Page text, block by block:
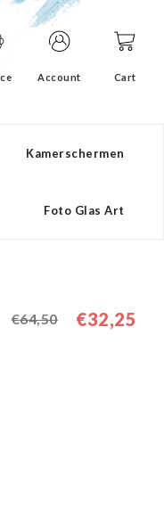
Account Cart
Kamerschermen
Foto Glas Art
€64,50 €32,25